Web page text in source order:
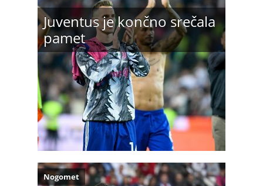
Juventus je končno srečala
pamet
Nogomet